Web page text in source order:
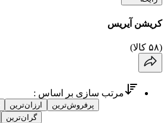
کریشن آیریس
(۵۸ کالا)
مرتب سازی بر اساس :
ارزان‌ترین
پرفروش‌ترین
گران‌ترین